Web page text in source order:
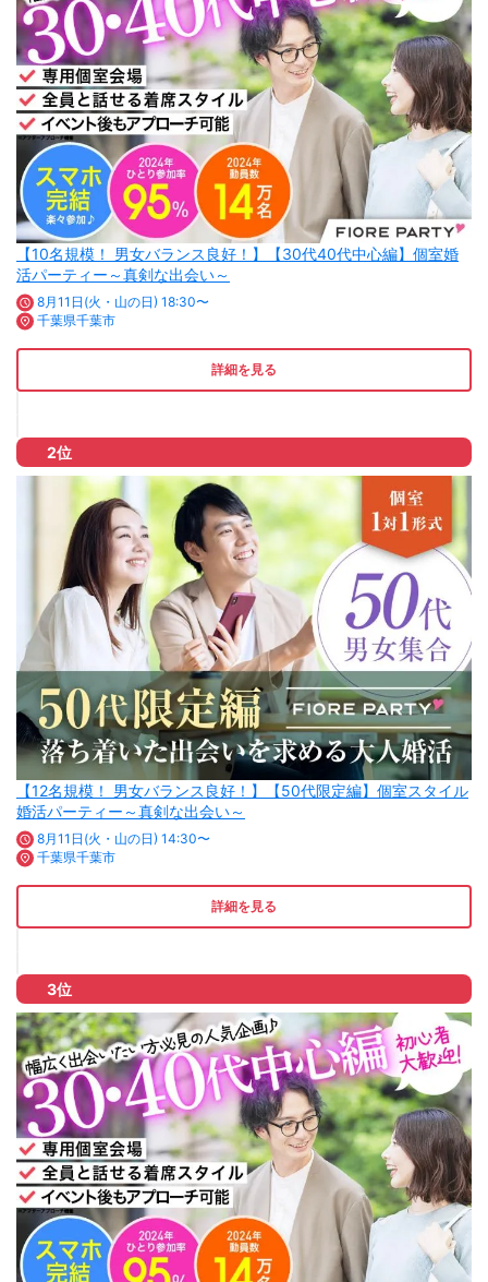
【10名規模！ 男女バランス良好！】【30代40代中心編】個室婚
活パーティー～真剣な出会い～
8月11日(火・山の日) 18:30〜
千葉県千葉市
詳細を見る
2位
【12名規模！ 男女バランス良好！】【50代限定編】個室スタイル
婚活パーティー～真剣な出会い～
8月11日(火・山の日) 14:30〜
千葉県千葉市
詳細を見る
3位